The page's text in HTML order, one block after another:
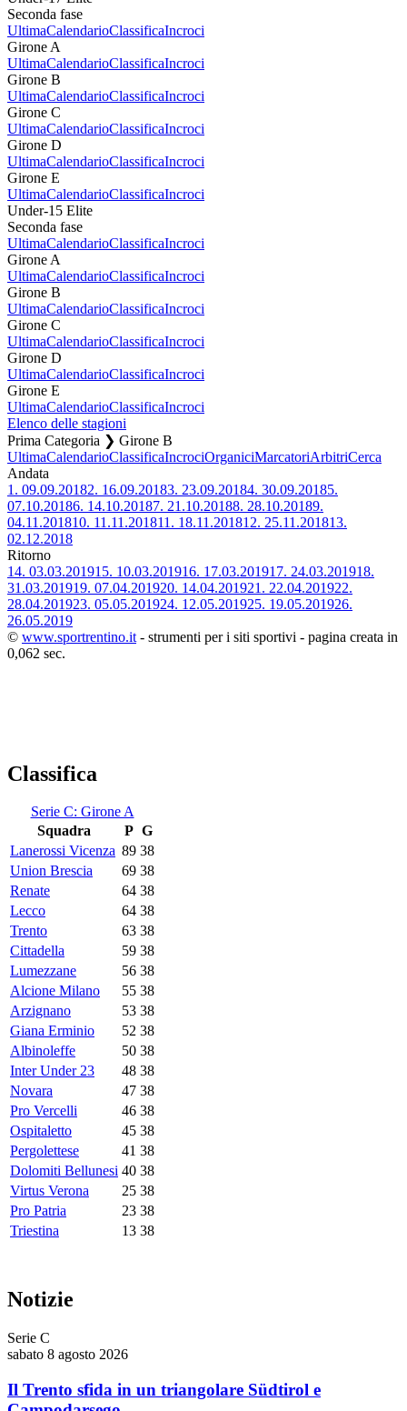
Seconda fase
UltimaCalendarioClassificaIncroci
Girone A
UltimaCalendarioClassificaIncroci
Girone B
UltimaCalendarioClassificaIncroci
Girone C
UltimaCalendarioClassificaIncroci
Girone D
UltimaCalendarioClassificaIncroci
Girone E
UltimaCalendarioClassificaIncroci
Under-15 Elite
Seconda fase
UltimaCalendarioClassificaIncroci
Girone A
UltimaCalendarioClassificaIncroci
Girone B
UltimaCalendarioClassificaIncroci
Girone C
UltimaCalendarioClassificaIncroci
Girone D
UltimaCalendarioClassificaIncroci
Girone E
UltimaCalendarioClassificaIncroci
Elenco delle stagioni
Prima Categoria ❯ Girone B
UltimaCalendarioClassificaIncrociOrganiciMarcatoriArbitriCerca
Andata
1. 09.09.20182. 16.09.20183. 23.09.20184. 30.09.20185.
07.10.20186. 14.10.20187. 21.10.20188. 28.10.20189.
04.11.201810. 11.11.201811. 18.11.201812. 25.11.201813.
02.12.2018
Ritorno
14. 03.03.201915. 10.03.201916. 17.03.201917. 24.03.201918.
31.03.201919. 07.04.201920. 14.04.201921. 22.04.201922.
28.04.201923. 05.05.201924. 12.05.201925. 19.05.201926.
26.05.2019
© www.sportrentino.it - strumenti per i siti sportivi - pagina creata in
0,062 sec.
Classifica
Serie C: Girone A
Squadra
P G
Lanerossi Vicenza 89 38
Union Brescia
69 38
Renate
64 38
Lecco
64 38
Trento
63 38
Cittadella
59 38
Lumezzane
56 38
Alcione Milano
55 38
Arzignano
53 38
Giana Erminio
52 38
Albinoleffe
50 38
Inter Under 23
48 38
Novara
47 38
Pro Vercelli
46 38
Ospitaletto
45 38
Pergolettese
41 38
Dolomiti Bellunesi 40 38
Virtus Verona
25 38
Pro Patria
23 38
Triestina
13 38
Notizie
Serie C
sabato 8 agosto 2026
Il Trento sfida in un triangolare Südtirol e